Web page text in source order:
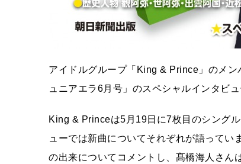
アイドルグループ「King & Prince」のメ
ュニアエラ6月号」のスペシャルインタビ
King & Princeは5月19日に7枚目のシング
ューでは新曲についてそれぞれが語って
の出来についてコメントし、髙橋海人さん